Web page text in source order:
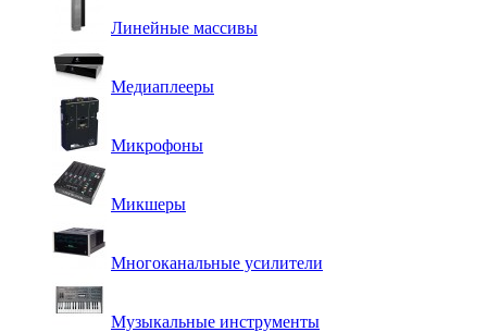
Линейные массивы
Медиаплееры
Микрофоны
Микшеры
Многоканальные усилители
Музыкальные инструменты